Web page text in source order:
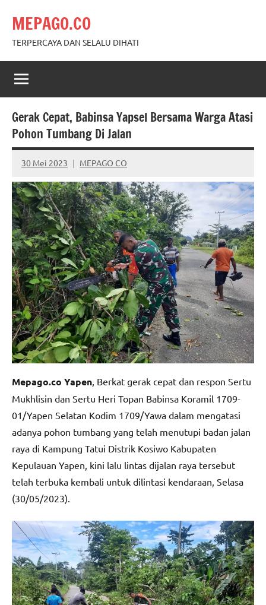
content
MEPAGO.CO
TERPERCAYA DAN SELALU DIHATI
Gerak Cepat, Babinsa Yapsel Bersama Warga Atasi
Pohon Tumbang Di Jalan
30 Mei 2023 MEPAGO CO
No
comments
Mepago.co Yapen , Berkat gerak cepat dan respon Sertu
Mukhlisin dan Sertu Heri Topan Babinsa Koramil 1709-
01/Yapen Selatan Kodim 1709/Yawa dalam mengatasi
adanya pohon tumbang yang telah menutupi badan jalan
raya di Kampung Tatui Distrik Kosiwo Kabupaten
Kepulauan Yapen, kini lalu lintas dijalan raya tersebut
telah terbuka kembali untuk dilintasi kendaraan, Selasa
(30/05/2023).